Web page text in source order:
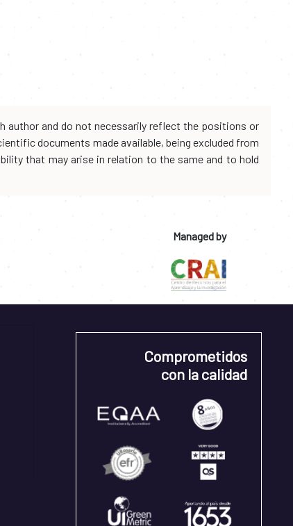
author and do not necessarily reflect the positions or
documents made available, being excluded from
that may arise in relation to the same and to hold
Managed by
Comprometidos
con la calidad